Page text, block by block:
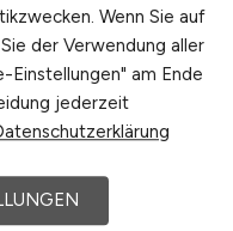
Aachen,
Hochschule
:Handel,
Gesundheit
Laser- und
Verwaltung,
Wenn Sie auf
der Verwendung aller
Einstellungen" am Ende
jederzeit